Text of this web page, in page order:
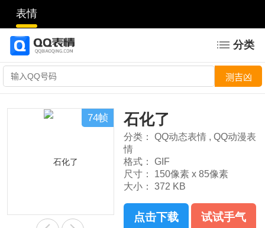
表情
分类
74帧 石化了
分类： QQ动态表情 , QQ动漫表
情
格式：
GIF
尺寸：
150像素 x 85像素
大小：
372 KB
点击下载 试试手气